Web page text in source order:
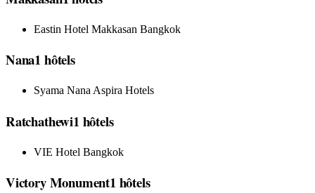
Eastin Hotel Makkasan Bangkok
Nana1hôtels
Syama Nana Aspira Hotels
Ratchathewi1hôtels
VIE Hotel Bangkok
Victory Monument1hôtels